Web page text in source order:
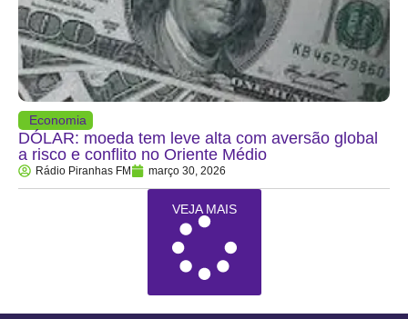
Economia
DÓLAR: moeda tem leve alta com aversão global
a risco e conflito no Oriente Médio
Rádio Piranhas FM março 30, 2026
VEJA MAIS